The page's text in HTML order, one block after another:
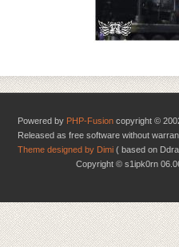
Powered by PHP-Fusion copyright ©
Released as free software without
Theme designed by Dimi ( based on
Copyright © s1ipk0rn